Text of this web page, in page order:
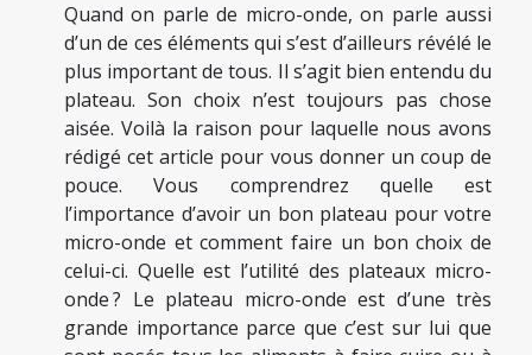
Quand on parle de micro-onde, on parle aussi
d’un de ces éléments qui s’est d’ailleurs révélé le
plus important de tous. Il s’agit bien entendu du
plateau. Son choix n’est toujours pas chose
aisée. Voilà la raison pour laquelle nous avons
rédigé cet article pour vous donner un coup de
pouce. Vous comprendrez quelle est
l’importance d’avoir un bon plateau pour votre
micro-onde et comment faire un bon choix de
celui-ci. Quelle est l’utilité des plateaux micro-
onde ? Le plateau micro-onde est d’une très
grande importance parce que c’est sur lui que